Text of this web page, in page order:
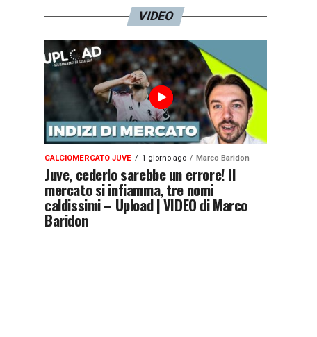
VIDEO
CALCIOMERCATO JUVE 1 giorno ago Marco Baridon
Juve, cederlo sarebbe un errore! Il
mercato si infiamma, tre nomi
caldissimi – Upload | VIDEO di Marco
Baridon